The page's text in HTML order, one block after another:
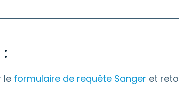
le formulaire de requête Sanger et